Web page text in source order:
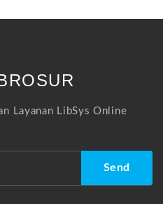
Layanan LibSys Online